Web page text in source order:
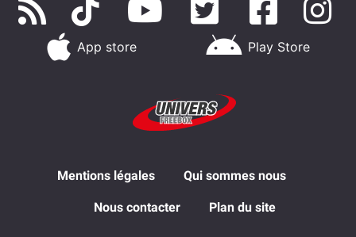
App store Play Store
Mentions légales Qui sommes nous
Nous contacter Plan du site